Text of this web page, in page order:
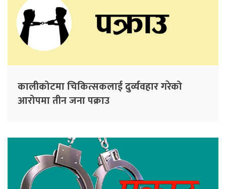
कालीकोटमा चिकित्सकलाई दुर्व्यवहार गरेको
आरोपमा तीन जना पक्राउ